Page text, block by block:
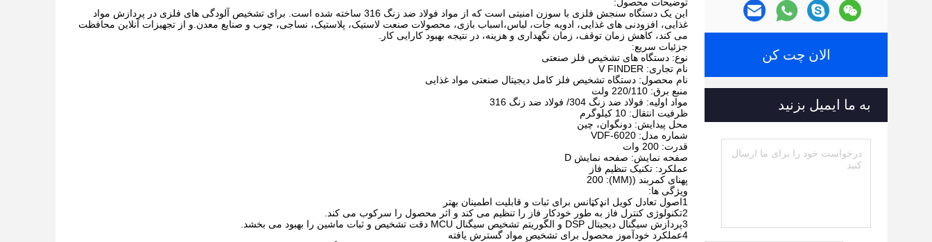
الان چت کن
به ما ایمیل بزنید
این یک دستگاه سنجش فلزی با سوزن امنیتی است که از مواد فولاد ضد زنگ 316 ساخته شده است. برای تشخیص آلودگی های فلزی در پردازش مواد
غذایی، افزودنی های غذایی، ادویه جات، لباس،اسباب بازی، محصولات صنعت لاستیک، پلاستیک، نساجی، چوب و صنایع معدن.و از تجهیزات آنلاین محافظت
می کند، کاهش زمان توقف، زمان نگهداری و هزینه، در نتیجه بهبود کارایی کار.
جزئیات سریع:
نوع: دستگاه های تشخیص فلز صنعتی
نام تجاری: V FINDER
نام محصول: دستگاه تشخیص فلز کامل دیجیتال صنعتی مواد غذایی
منبع برق: 220/110 ولت
مواد اولیه: فولاد ضد زنگ 304/ فولاد ضد زنگ 316
ظرفیت انتقال: 10 کیلوگرم
محل پیدایش: دونگوان، چین
شماره مدل: VDF-6020
قدرت: 200 وات
صفحه نمایش: صفحه نمایش D
عملکرد: تکنیک تنظیم فاز
پهنای کمربند ((MM): 200
ویژگی ها:
1اصول تعادل کویل انډکټانس برای ثبات و قابلیت اطمینان بهتر
2تکنولوژی کنترل فاز به طور خودکار فاز را تنظیم می کند و اثر محصول را سرکوب می کند.
3پردازش سیگنال دیجیتال DSP و الگوریتم تشخیص سیگنال MCU دقت تشخیص و ثبات ماشین را بهبود می بخشد.
4عملکرد خودآموز محصول برای تشخیص مواد گسترش یافته